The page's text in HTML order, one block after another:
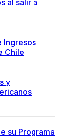
al salir a
Ingresos
Chile
y
su Programa